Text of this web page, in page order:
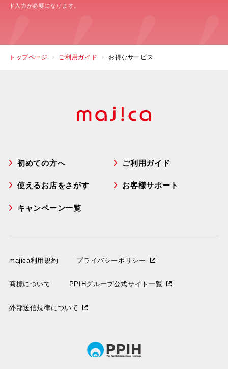
ド入力が必要になります。
トップページ ご利用ガイド お得なサービス
初めての方へ ご利用ガイド
使えるお店をさがす お客様サポート
キャンペーン一覧
majica利用規約 プライバシーポリシー
商標について PPIHグループ公式サイト一覧
外部送信規律について